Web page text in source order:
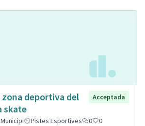
zona deportiva del
skate
Acceptada
Municipi Pistes Esportives 0 0